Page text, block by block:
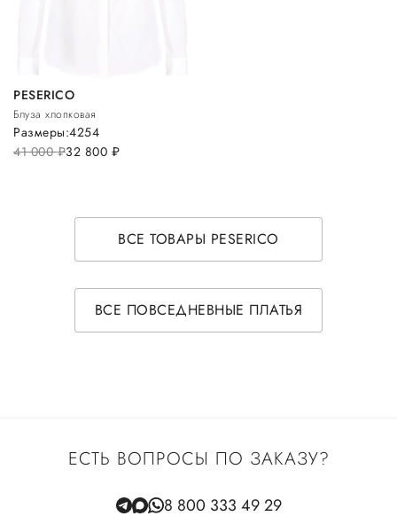
PESERICO
Блуза хлопковая
41 000руб.32 800 руб.
Размеры:4254
ВСЕ ТОВАРЫ PESERICO
ВСЕ ПОВСЕДНЕВНЫЕ ПЛАТЬЯ
ЕСТЬ ВОПРОСЫ ПО ЗАКАЗУ?
8 800 333 49 29